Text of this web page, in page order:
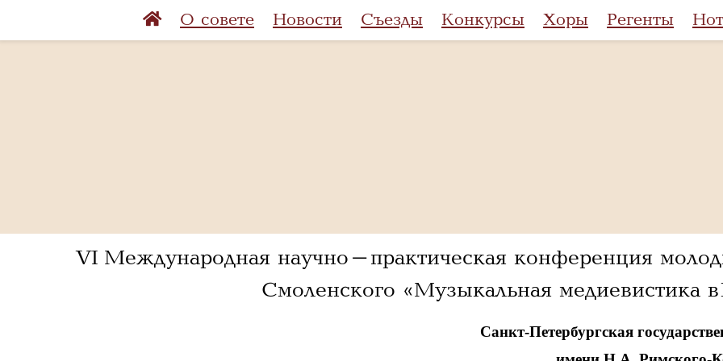
О совете Новости Съезды Конкурсы Хоры Регенты
VI Международная научно-практическая конференция
Смоленского «Музыкальная медиевистика в
Санкт-Петербургская